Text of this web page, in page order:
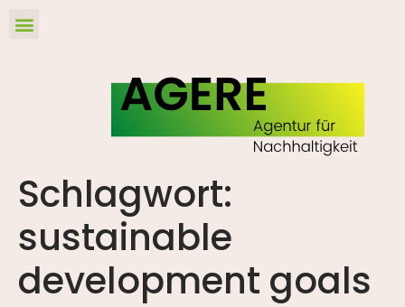
Schlagwort:
sustainable
development goals